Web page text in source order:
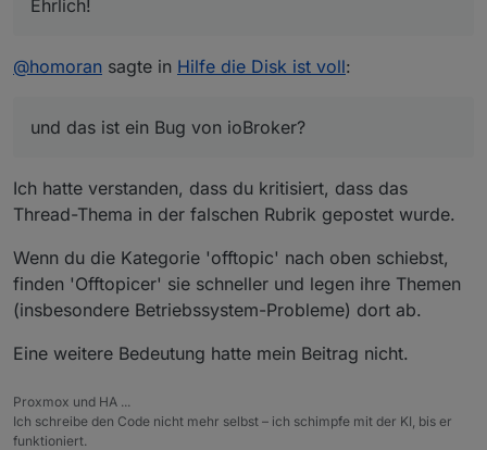
Ehrlich!
@homoran sagte in Hilfe die Disk ist voll:
und das ist ein Bug von ioBroker?
Ich hatte verstanden, dass du kritisiert, dass das
Thread-Thema in der falschen Rubrik gepostet wurde.
Wenn du die Kategorie 'offtopic' nach oben schiebst,
finden 'Offtopicer' sie schneller und legen ihre Themen
(insbesondere Betriebssystem-Probleme) dort ab.
Eine weitere Bedeutung hatte mein Beitrag nicht.
Proxmox und HA ...
Ich schreibe den Code nicht mehr selbst – ich schimpfe mit der KI, bis er
funktioniert.